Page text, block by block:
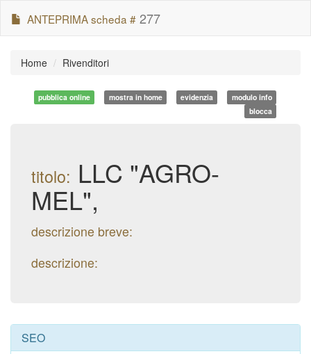
ANTEPRIMA scheda # 277
Home Rivenditori
pubblica online mostra in home evidenzia
modulo info
blocca
titolo: LLC "AGRO-
MEL",
descrizione breve:
descrizione:
SEO